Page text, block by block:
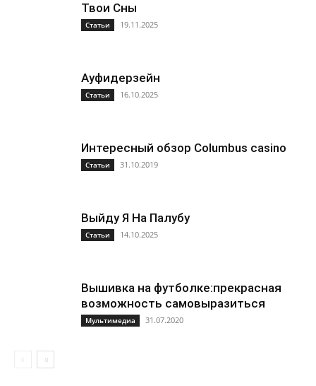
Твои Сны
Статьи 19.11.2025
Ауфидерзейн
Статьи 16.10.2025
Интересный обзор Columbus casino
Статьи 31.10.2019
Выйду Я На Палубу
Статьи 14.10.2025
Вышивка на футболке:прекрасная
возможность самовыразиться
Мультимедиа 31.07.2020